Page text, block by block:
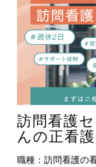
訪問看護
んの正看
職種：訪問看護の